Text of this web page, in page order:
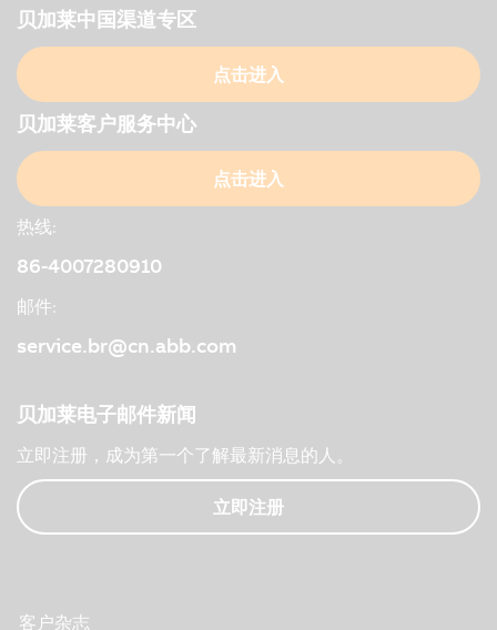
贝加莱中国渠道专区
点击进入
贝加莱客户服务中心
点击进入
热线:
86-4007280910
邮件:
service.br@cn.abb.com
贝加莱电子邮件新闻
立即注册，成为第一个了解最新消息的人。
立即注册
客户杂志